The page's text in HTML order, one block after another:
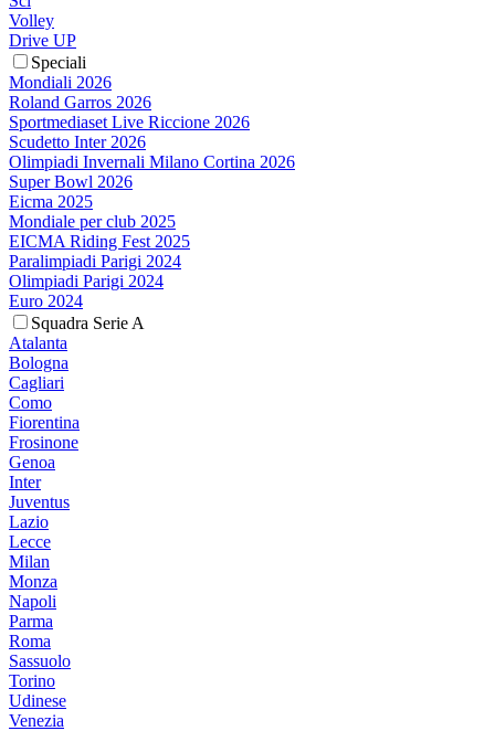
Volley
Drive UP
Speciali
Mondiali 2026
Roland Garros 2026
Sportmediaset Live Riccione 2026
Scudetto Inter 2026
Olimpiadi Invernali Milano Cortina 2026
Super Bowl 2026
Eicma 2025
Mondiale per club 2025
EICMA Riding Fest 2025
Paralimpiadi Parigi 2024
Olimpiadi Parigi 2024
Euro 2024
Squadra Serie A
Atalanta
Bologna
Cagliari
Como
Fiorentina
Frosinone
Genoa
Inter
Juventus
Lazio
Lecce
Milan
Monza
Napoli
Parma
Roma
Sassuolo
Torino
Udinese
Venezia